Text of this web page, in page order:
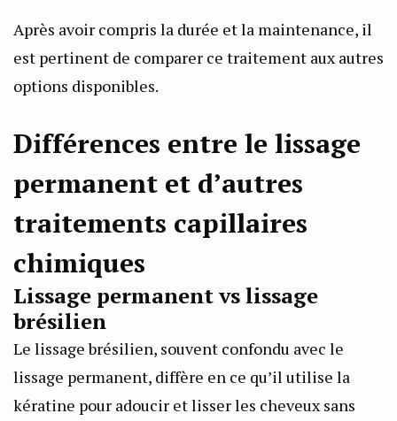
Après avoir compris la durée et la maintenance, il
est pertinent de comparer ce traitement aux autres
options disponibles.
Différences entre le lissage
permanent et d’autres
traitements capillaires
chimiques
Lissage permanent vs lissage
brésilien
Le lissage brésilien, souvent confondu avec le
lissage permanent, diffère en ce qu’il utilise la
kératine pour adoucir et lisser les cheveux sans